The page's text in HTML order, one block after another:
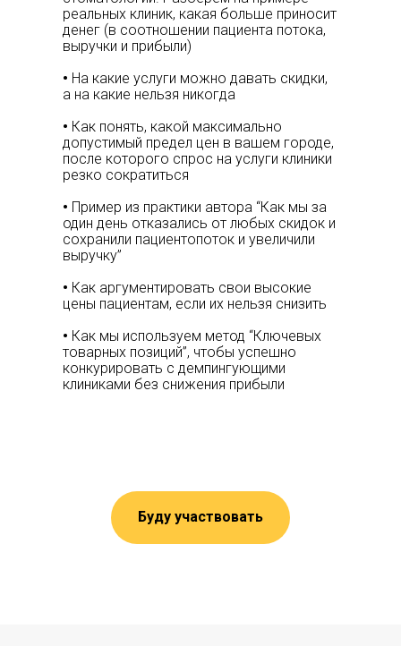
реальных клиник, какая больше приносит
денег (в соотношении пациента потока,
выручки и прибыли)
• На какие услуги можно давать скидки,
а на какие нельзя никогда
• Как понять, какой максимально
допустимый предел цен в вашем городе,
после которого спрос на услуги клиники
резко сократиться
• Пример из практики автора “Как мы за
один день отказались от любых скидок и
сохранили пациентопоток и увеличили
выручку”
• Как аргументировать свои высокие
цены пациентам, если их нельзя снизить
• Как мы используем метод “Ключевых
товарных позиций”, чтобы успешно
конкурировать с демпингующими
клиниками без снижения прибыли
Буду участвовать